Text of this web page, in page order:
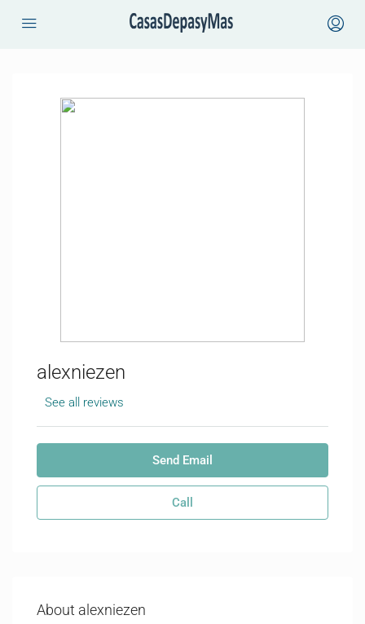
alexniezen
See all reviews
Send Email
Call
About alexniezen